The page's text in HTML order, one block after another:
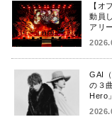
【オ
動員
アリ
GAI
の３
Hero